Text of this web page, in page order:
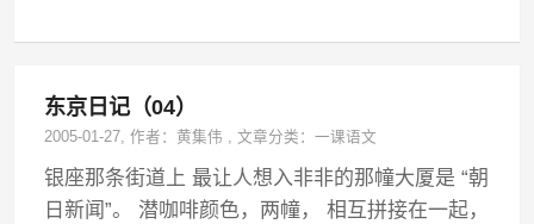
东京日记（04）
2005-01-27, 作者：黄集伟 ,文章分类：一课语文
银座那条街道上 最让人想入非非的那幢大厦是 “朝
日新闻”。 潜咖啡颜色，两幢， 相互拼接在一起，